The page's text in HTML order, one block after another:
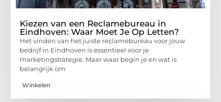
Kiezen van een Reclamebureau in
Eindhoven: Waar Moet Je Op Letten?
Het vinden van het juiste reclamebureau voor jouw
bedrijf in Eindhoven is essentieel voor je
marketingstrategie. Maar waar begin je en wat is
belangrijk om
Winkelen